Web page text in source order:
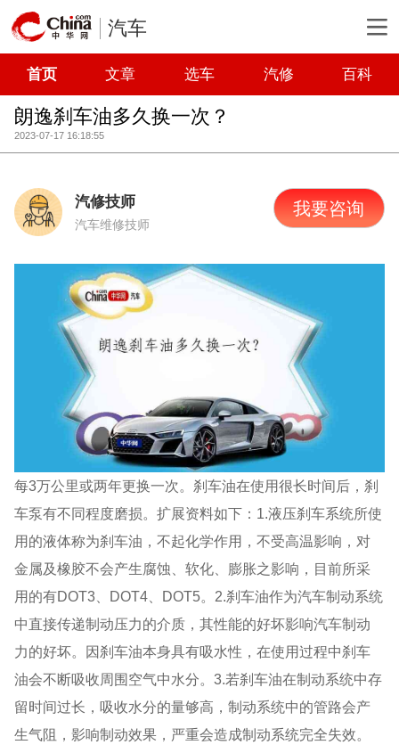
汽车
首页 文章 选车 汽修 百科
朗逸刹车油多久换一次？
2023-07-17 16:18:55
汽修技师
汽车维修技师
我要咨询
每3万公里或两年更换一次。刹车油在使用很长时间后，刹
车泵有不同程度磨损。扩展资料如下：1.液压刹车系统所使
用的液体称为刹车油，不起化学作用，不受高温影响，对
金属及橡胶不会产生腐蚀、软化、膨胀之影响，目前所采
用的有DOT3、DOT4、DOT5。2.刹车油作为汽车制动系统
中直接传递制动压力的介质，其性能的好坏影响汽车制动
力的好坏。因刹车油本身具有吸水性，在使用过程中刹车
油会不断吸收周围空气中水分。3.若刹车油在制动系统中存
留时间过长，吸收水分的量够高，制动系统中的管路会产
生气阻，影响制动效果，严重会造成制动系统完全失效。